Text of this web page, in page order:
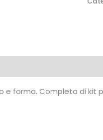
e forma. Completa di kit